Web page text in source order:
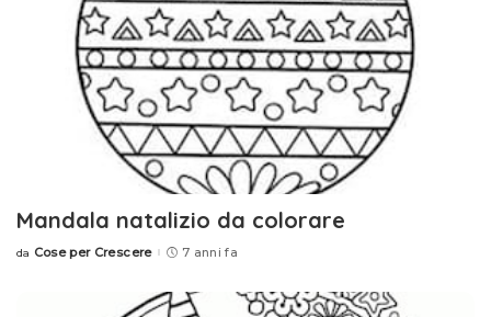
Mandala natalizio da colorare
Posted
da Cose per Crescere 7 anni fa